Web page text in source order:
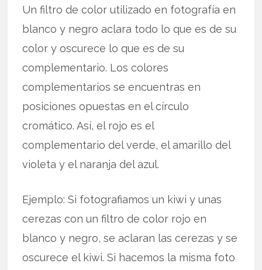
Un filtro de color utilizado en fotografía en
blanco y negro aclara todo lo que es de su
color y oscurece lo que es de su
complementario. Los colores
complementarios se encuentras en
posiciones opuestas en el círculo
cromático. Así, el rojo es el
complementario del verde, el amarillo del
violeta y el naranja del azul.
Ejemplo: Si fotografiamos un kiwi y unas
cerezas con un filtro de color rojo en
blanco y negro, se aclaran las cerezas y se
oscurece el kiwi. Si hacemos la misma foto